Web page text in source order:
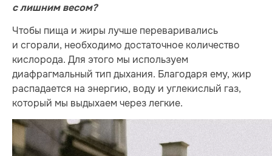
с лишним весом?
Чтобы пища и жиры лучше переваривались
и сгорали, необходимо достаточное количество
кислорода. Для этого мы используем
диафрагмальный тип дыхания. Благодаря ему, жир
распадается на энергию, воду и углекислый газ,
который мы выдыхаем через легкие.